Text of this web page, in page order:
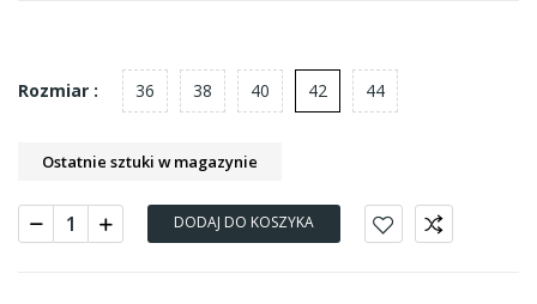
Rozmiar : 36 38 40 42 44
Ostatnie sztuki w magazynie
DODAJ DO KOSZYKA